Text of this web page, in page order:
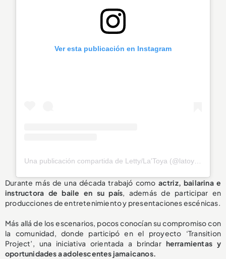
Ver esta publicación en Instagram
Una publicación compartida de Letty/La'Toya (@latoya_officially)
Durante más de una década trabajó como actriz, bailarina e
instructora de baile en su país, además de participar en
producciones de entretenimiento y presentaciones escénicas.
Más allá de los escenarios, pocos conocían su compromiso con
la comunidad, donde participó en el proyecto ‘Transition
Project’, una iniciativa orientada a brindar herramientas y
oportunidades a adolescentes jamaicanos.